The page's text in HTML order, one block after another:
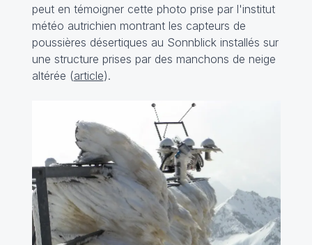
peut en témoigner cette photo prise par l'institut
météo autrichien montrant les capteurs de
poussières désertiques au Sonnblick installés sur
une structure prises par des manchons de neige
altérée (article).